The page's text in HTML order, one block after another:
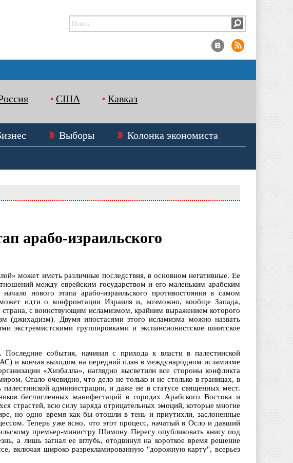
США Кавказ
Выборы
Колонка экономиста
арабо-израильского
может иметь различные последствия, в основном негативные. Ее
между еврейским государством и его маленьким арабским
нового этапа арабо-израильского противостояния в самом
идти о конфронтации Израиля и, возможно, вообще Запада,
страна, с воинствующим исламизмом, крайним выражением которого
(джихадизм). Двумя ипостасями этого исламизма можно назвать
экстремистскими группировками и экспансионистское шиитское
события, начиная с прихода к власти в палестинской
и кончая выходом на передний план в международном исламизме
«Хизбалла», наглядно высветили все стороны конфликта
Стало очевидно, что дело не только и не столько в границах, в
администрации, и даже не в статусе священных мест.
бесчисленных манифестаций в городах Арабского Востока и
страстей, всю силу заряда отрицательных эмоций, которые многие
но одно время как бы отошли в тень и приутихли, заслоненные
Теперь уже ясно, что этот процесс, начатый в Осло и давший
премьер-министру Шимону Пересу опубликовать книгу под
а лишь загнал ее вглубь, отодвинул на короткое время решение
включая широко разрекламированную "дорожную карту", всерьез